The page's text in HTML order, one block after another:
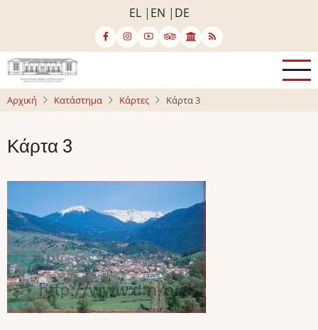
κυρίως
περιεχόμενο
EL EN DE
Αρχική Κατάστημα Κάρτες Κάρτα 3
Κάρτα 3